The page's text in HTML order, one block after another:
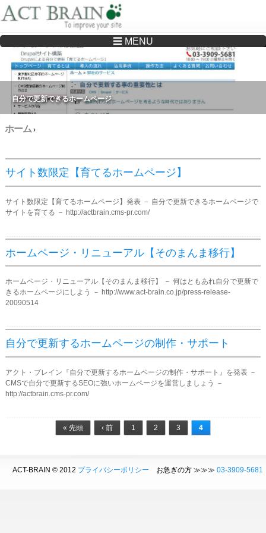
Drupalサイトの制作・保守をどこに頼んでいいか分からない方へ…まずはご相談く
ださい
☰ MENU
自分で更新できるホームページ
ホーム›
サイト数限定【育てるホームページ】
サイト数限定【育てるホームページ】発表 － 自分で更新できるホームページで
サイトを育てる － http://actbrain.cms-pr.com/
ホームページ・リニューアル【そのまんま移行】
ホームページ・リニューアル【そのまんま移行】 － 何はともあれ自分で更新で
きるホームページにしよう － http://www.act-brain.co.jp/press-release-
20090514
自分で更新するホームページの制作・サポート
アクト・ブレイン『自分で更新するホームページの制作・サポート』を発表 －
CMSで自分で更新するSEOに強いホームページを運営しましょう －
http://actbrain.cms-pr.com/
« 先頭 ‹ 前 1 2 3 4
ACT-BRAIN © 2012 プライバシーポリシー お急ぎの方 ≫≫≫ 03-3909-5681